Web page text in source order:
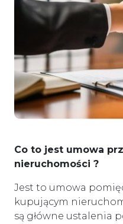
Co to jest umowa
nieruchomości ?
Jest to umowa
kupującym
są główne ustalenia